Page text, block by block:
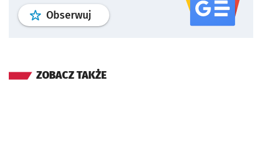
Obserwuj profil serwisu
ZOBACZ TAKŻE